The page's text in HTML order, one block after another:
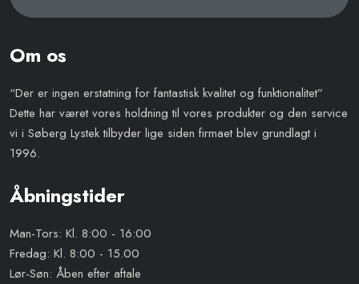
Om os
“Der er ingen erstatning for fantastisk kvalitet og funktionalitet”
Dette har været vores holdning til vores produkter og den service
vi i Søberg Lystek tilbyder lige siden firmaet blev grundlagt i
1996.
​Åbningstider
Man-Tors: Kl. 8:00 - 16:00
Fredag: Kl. 8:00 - 15.00
Lør-Søn: Åben efter aftale